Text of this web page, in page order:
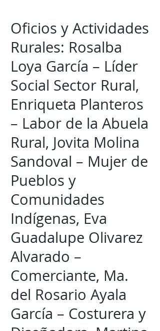
Oficios y Actividades
Rurales: Rosalba
Loya García – Líder
Social Sector Rural,
Enriqueta Planteros
– Labor de la Abuela
Rural, Jovita Molina
Sandoval – Mujer de
Pueblos y
Comunidades
Indígenas, Eva
Guadalupe Olivarez
Alvarado –
Comerciante, Ma.
del Rosario Ayala
García – Costurera y